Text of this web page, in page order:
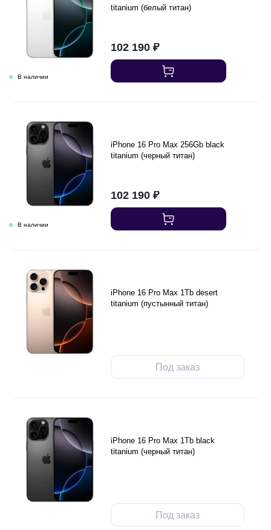
titanium (белый титан)
102 190₽
iPhone 16 Pro Max 256Gb black
titanium (черный титан)
102 190₽
iPhone 16 Pro Max 1Tb desert
titanium (пустынный титан)
Под заказ
iPhone 16 Pro Max 1Tb black
titanium (черный титан)
Под заказ